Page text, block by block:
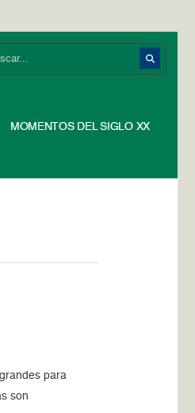
MOMENTOS DEL SIGLO XX
para
son